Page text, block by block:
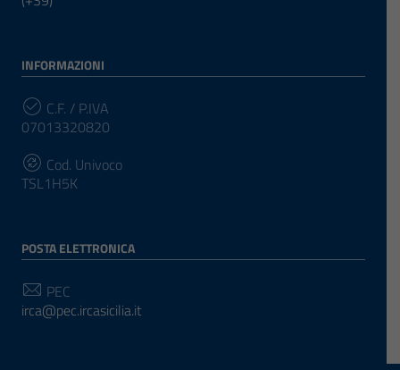
INFORMAZIONI
C.F. / P.IVA
07013320820
Cod. Univoco
TSL1H5K
POSTA ELETTRONICA
PEC
irca@pec.ircasicilia.it